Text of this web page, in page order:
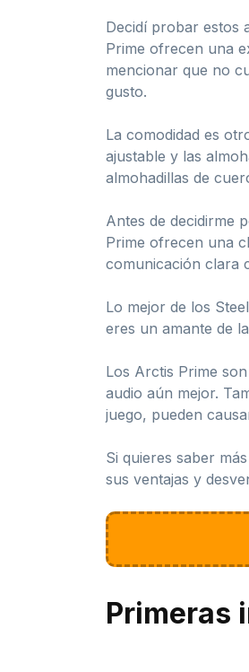
Decidí probar estos
Prime ofrecen una
mencionar que no
gusto.
La comodidad es
ajustable y las
almohadillas de
Antes de decidirme
Prime ofrecen una
comunicación clara
Lo mejor de los
eres un amante de
Los Arctis Prime
audio aún mejor.
juego, pueden
Si quieres saber
sus ventajas y
Primeras